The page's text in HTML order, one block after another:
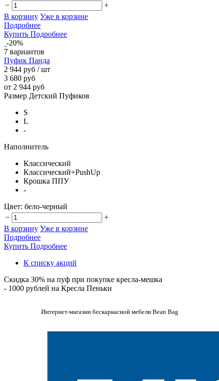
−
+
В корзину Уже в корзине
Подробнее
Купить Подробнее
-20%
7 вариантов
Пуфик Панда
2 944 руб / шт
3 680 руб
от 2 944 руб
Размер Детский Пуфиков
S
L
-
Наполнитель
Классический
Классический+PushUp
Крошка ППУ
-
Цвет: бело-черный
−
+
В корзину Уже в корзине
Подробнее
Купить Подробнее
К списку акций
Скидка 30% на пуф при покупке кресла-мешка
- 1000 рублей на Кресла Пеньки
Интернет-магазин бескаркасной мебели Bean Bag